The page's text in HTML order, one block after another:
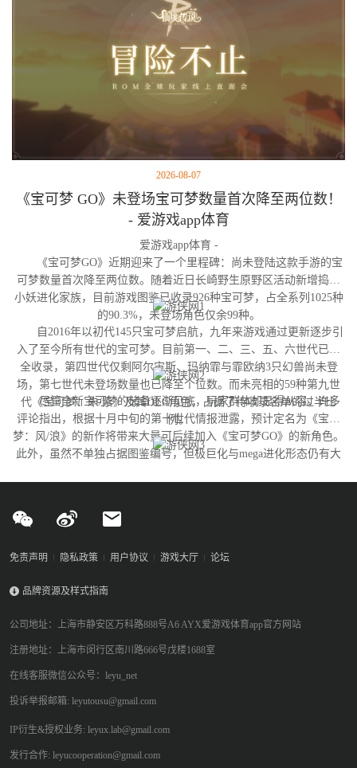
2026-08-07
《宝可梦 GO》未登场宝可梦数量首次降至两位数！
- 爱游戏app体育
爱游戏app体育 -
《宝可梦GO》近期迎来了一个里程碑：尚未登陆这款手游的宝
可梦数量首次降至两位数。随着近日长崎野生原野区活动新增捣蛋
小妖进化家族，目前游戏图鉴已收录926种宝可梦，占全系列1025种
的90.3%，未登场角色仅余99种。
自2016年以初代145只宝可梦启航，九年来游戏通过更新逐步引
入了至今所有世代的宝可梦。目前第一、二、三、五、六世代已完
全收录，第四世代仅剩阿尔宙斯、玛纳霏与霏欧纳3只幻兽尚未登
场，第七世代未登场数量也已降至个位数。而未亮相的59种第九世
代《宝可梦：朱/紫》及其DLC角色，占据了待收录名单的过半比
例。
尽管全新宝可梦的储备逐渐见底，玩家群体却显得从容。许多
评论指出，根据十月中旬的第十世代情报泄露，预计定名为《宝可
梦：风/浪》的新作将带来大量可后续加入《宝可梦GO》的新角色。
此外，虽然不单独占据图鉴编号，但极巨化与mega进化形态仍有大
免责声明 隐私政策 用户协议 游戏大厅 论坛
品牌资源及样式指南
公司地址：上海市静安区万科路888号A6 AYX爱游戏体育app官方网站
注册地址：上海市闵行区南川路666号戊楼1688室
在线客服微信公众号：leyu_net
投诉举报邮箱: leyutousu@gmail.com
IP衍生&授权业务: leyux.lab@gmail.com
发行合作: leyucooperation@gmail.com